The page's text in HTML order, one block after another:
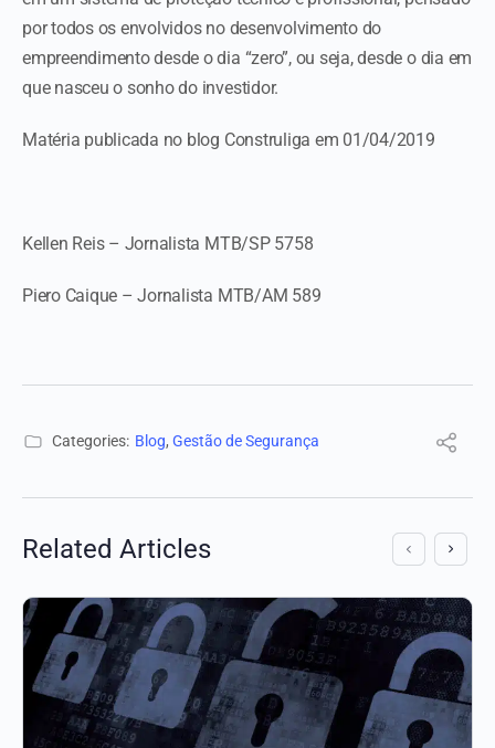
por todos os envolvidos no desenvolvimento do
empreendimento desde o dia “zero”, ou seja, desde o dia em
que nasceu o sonho do investidor.
Matéria publicada no blog Construliga em 01/04/2019
Kellen Reis – Jornalista MTB/SP 5758
Piero Caique – Jornalista MTB/AM 589
Categories: Blog, Gestão de Segurança
Related Articles